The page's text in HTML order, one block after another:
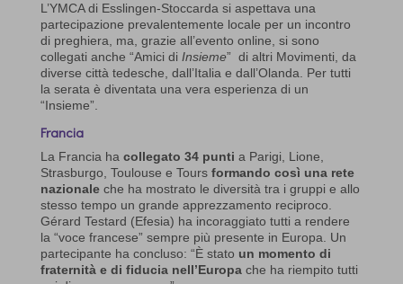
L’YMCA di Esslingen-Stoccarda si aspettava una
partecipazione prevalentemente locale per un incontro
di preghiera, ma, grazie all’evento online, si sono
collegati anche “Amici di Insieme” di altri Movimenti, da
diverse città tedesche, dall’Italia e dall’Olanda. Per tutti
la serata è diventata una vera esperienza di un
“Insieme”.
Francia
La Francia ha collegato 34 punti a Parigi, Lione,
Strasburgo, Toulouse e Tours formando così una rete
nazionaleche ha mostrato le diversità tra i gruppi e allo
stesso tempo un grande apprezzamento reciproco.
Gérard Testard (Efesia) ha incoraggiato tutti a rendere
la “voce francese” sempre più presente in Europa. Un
partecipante ha concluso: “È stato un momento di
fraternità e di fiducia nell’Europa che ha riempito tutti